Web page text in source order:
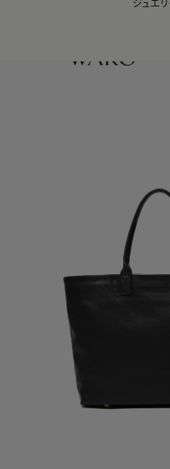
WAKO Membership
ジュエ